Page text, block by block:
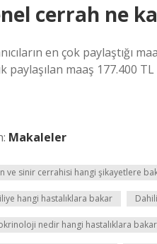
cerrah ne
en çok paylaştığı
paylaşılan maaş 177.400
Makaleler
ve sinir cerrahisi hangi şikayetlere
hangi hastalıklara bakar
nedir hangi hastalıklara bakar